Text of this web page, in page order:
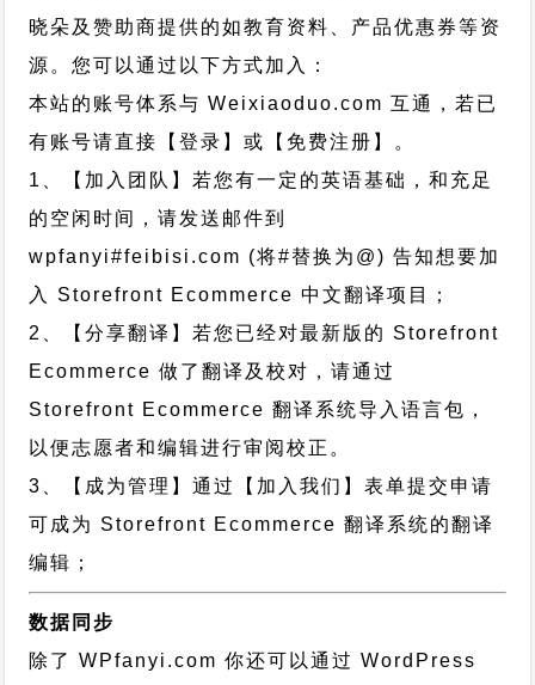
晓朵及赞助商提供的如教育资料、产品优惠券等资
源。您可以通过以下方式加入：
本站的账号体系与Weixiaoduo.com 互通，若已
有账号请直接【登录】或【免费注册】。
1、【加入团队】若您有一定的英语基础，和充足
的空闲时间，请发送邮件到
wpfanyi#feibisi.com (将#替换为@) 告知想要加
入 Storefront Ecommerce 中文翻译项目；
2、【分享翻译】若您已经对最新版的 Storefront
Ecommerce 做了翻译及校对，请通过
Storefront Ecommerce 翻译系统导入语言包，
以便志愿者和编辑进行审阅校正。
3、【成为管理】通过【加入我们】表单提交申请
可成为 Storefront Ecommerce 翻译系统的翻译
编辑；
数据同步
除了 WPfanyi.com 你还可以通过WordPress